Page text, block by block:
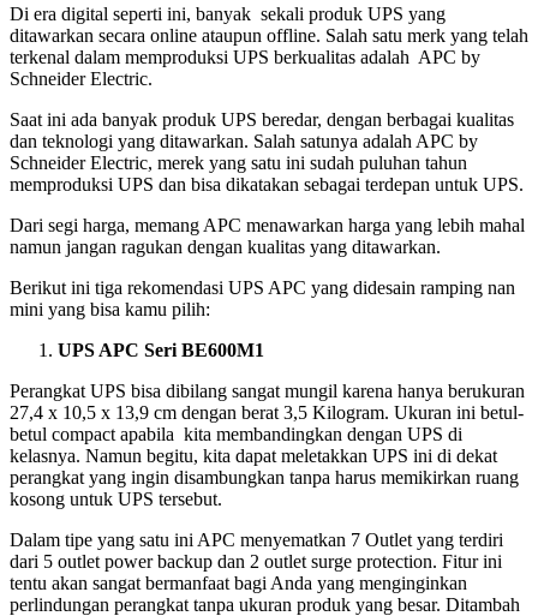
Di era digital seperti ini, banyak sekali produk UPS yang
ditawarkan secara online ataupun offline. Salah satu merk yang telah
terkenal dalam memproduksi UPS berkualitas adalah APC by
Schneider Electric.
Saat ini ada banyak produk UPS beredar, dengan berbagai kualitas
dan teknologi yang ditawarkan. Salah satunya adalah APC by
Schneider Electric, merek yang satu ini sudah puluhan tahun
memproduksi UPS dan bisa dikatakan sebagai terdepan untuk UPS.
Dari segi harga, memang APC menawarkan harga yang lebih mahal
namun jangan ragukan dengan kualitas yang ditawarkan.
Berikut ini tiga rekomendasi UPS APC yang didesain ramping nan
mini yang bisa kamu pilih:
UPS APC Seri BE600M1
Perangkat UPS bisa dibilang sangat mungil karena hanya berukuran
27,4 x 10,5 x 13,9 cm dengan berat 3,5 Kilogram. Ukuran ini betul-
betul compact apabila kita membandingkan dengan UPS di
kelasnya. Namun begitu, kita dapat meletakkan UPS ini di dekat
perangkat yang ingin disambungkan tanpa harus memikirkan ruang
kosong untuk UPS tersebut.
Dalam tipe yang satu ini APC menyematkan 7 Outlet yang terdiri
dari 5 outlet power backup dan 2 outlet surge protection. Fitur ini
tentu akan sangat bermanfaat bagi Anda yang menginginkan
perlindungan perangkat tanpa ukuran produk yang besar. Ditambah